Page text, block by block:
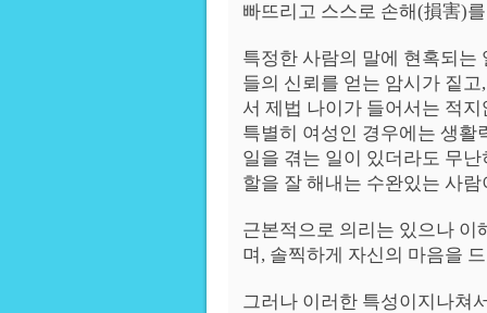
빠뜨리고 스스로 손해(損害)
특정한 사람의 말에 현혹되는
들의 신뢰를 얻는 암시가 짙
서 제법 나이가 들어서는 적
특별히 여성인 경우에는 생활
일을 겪는 일이 있더라도 무
할을 잘 해내는 수완있는 사람
근본적으로 의리는 있으나
며, 솔찍하게 자신의 마음을
그러나 이러한 특성이지나쳐